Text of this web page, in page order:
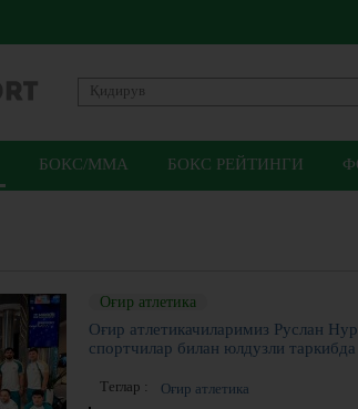
БОКС/ММА БОКС РЕЙТИНГИ
Оғир атлетика
Оғир атлетикачиларимиз Руслан
спортчилар билан юлдузли
Теглар : Оғир атлетика